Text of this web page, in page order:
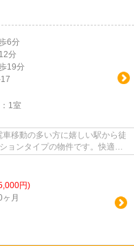
6分
分
19分
1室
移動の多い方に嬉しい駅から徒
ョンタイプの物件です。快適さ
円)
月